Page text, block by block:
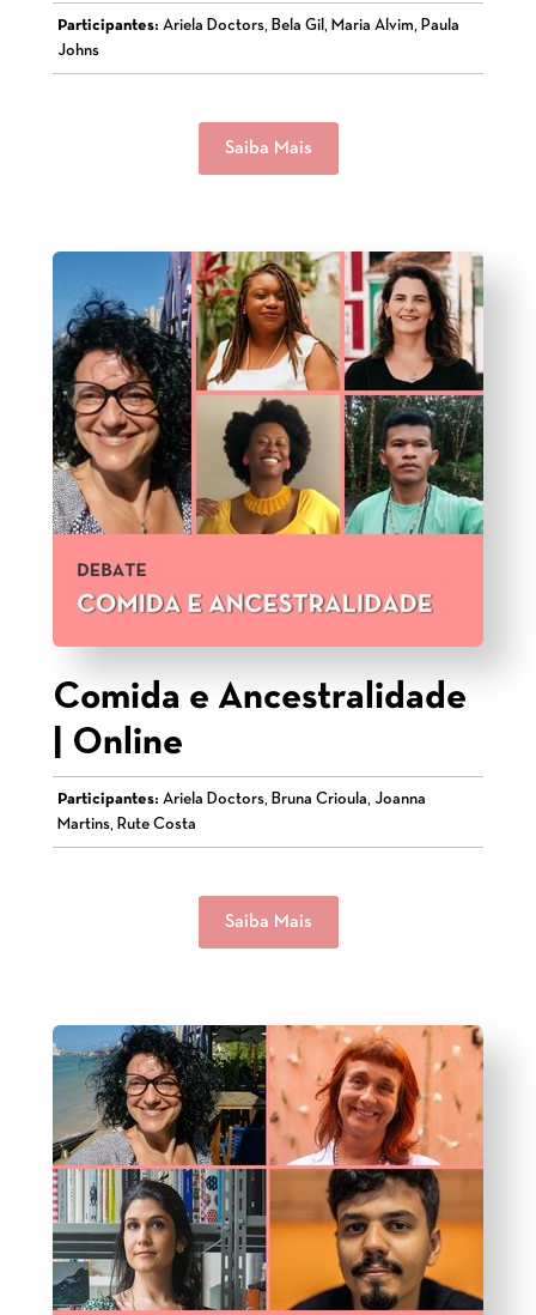
Participantes: Ariela Doctors, Bela Gil, Maria Alvim, Paula
Johns
Saiba Mais
Comida e Ancestralidade
| Online
Participantes: Ariela Doctors, Bruna Crioula, Joanna
Martins, Rute Costa
Saiba Mais